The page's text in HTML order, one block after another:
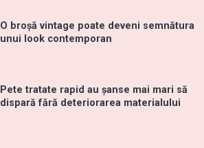
O broșă vintage poate deveni semnătura
unui look contemporan
Pete tratate rapid au șanse mai mari să
dispară fără deteriorarea materialului